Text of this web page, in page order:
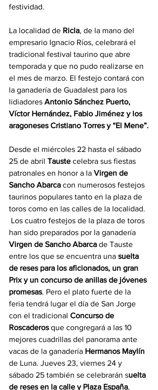
festividad.
La localidad de Ricla, de la mano del
empresario Ignacio Ríos, celebrará el
tradicional festival taurino que abre
temporada y que no pudo realizarse en
el mes de marzo. El festejo contará con
la ganadería de Guadalest para los
lidiadores Antonio Sánchez Puerto,
Víctor Hernández, Fabio Jiménez y los
aragoneses Cristiano Torres y “El Mene”.
Desde el miércoles 22 hasta el sábado
25 de abril Tauste celebra sus fiestas
patronales en honor a la Virgen de
Sancho Abarca con numerosos festejos
taurinos populares tanto en la plaza de
toros como en las calles de la localidad.
Los cuatro festejos de la plaza de toros
han sido preparados por la ganadería
Virgen de Sancho Abarca de Tauste
entre los que se encuentra una suelta
de reses para los aficionados, un gran
Prix y un concurso de anillas de jóvenes
promesas. Pero el plato fuerte de la
feria tendrá lugar el día de San Jorge
con el tradicional Concurso de
Roscaderos que congregará a las 10
mejores cuadrillas del panorama ante
vacas de la ganadería Hermanos Maylín
de Luna. Jueves 23, viernes 24 y
sábado 25 también se celebrarán suelta
de reses en la calle y Plaza España,